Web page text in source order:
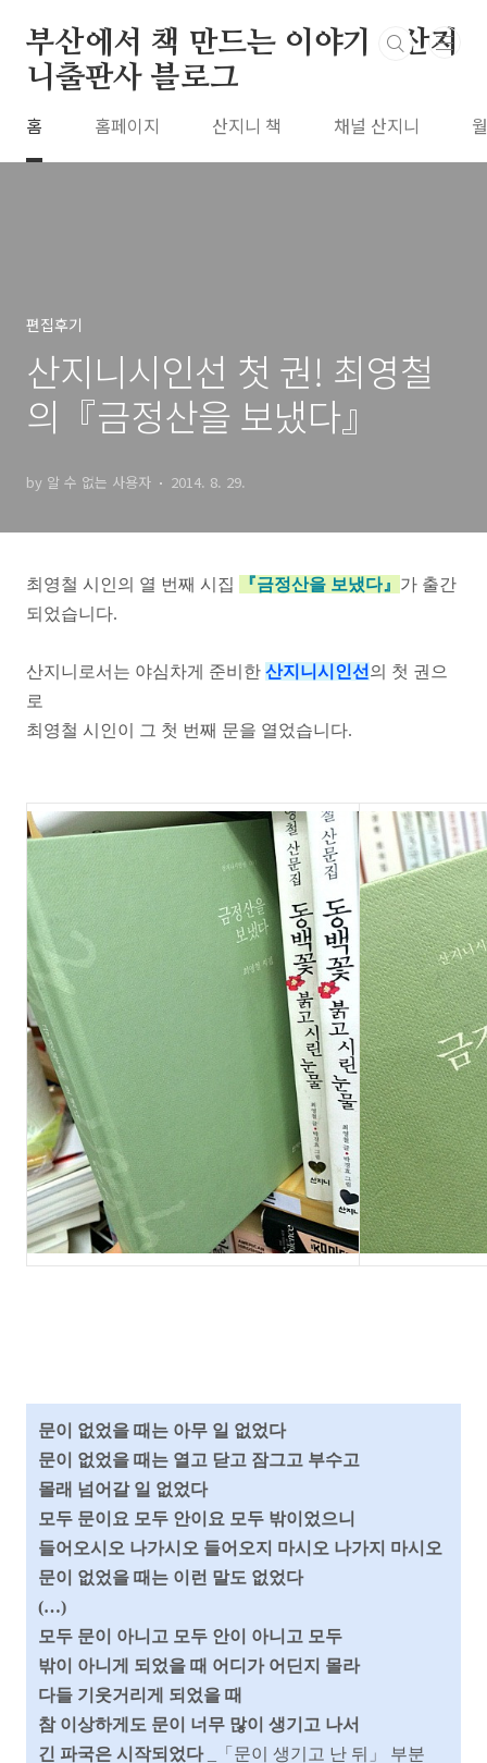
부산에서 책 만드는 이야기 : 산지
니출판사 블로그
홈 홈페이지 산지니 책 채널 산지니
편집후기
산지니시인선 첫 권! 최영철
의『금정산을 보냈다』
by 알 수 없는 사용자 2014. 8. 29.
최영철 시인의 열 번째 시집 『금정산을 보냈다 』 가 출간
되었습니다.
산지니로서는 야심차게 준비한 산지니시인선 의 첫 권으
로
최영철 시인이 그 첫 번째 문을 열었습니다.
문이 없었을 때는 아무 일 없었다
문이 없었을 때는 열고 닫고 잠그고 부수고
몰래 넘어갈 일 없었다
모두 문이요 모두 안이요 모두 밖이었으니
들어오시오 나가시오 들어오지 마시오 나가지 마시오
문이 없었을 때는 이런 말도 없었다
(…)
모두 문이 아니고 모두 안이 아니고 모두
밖이 아니게 되었을 때 어디가 어딘지 몰라
다들 기웃거리게 되었을 때
참 이상하게도 문이 너무 많이 생기고 나서
긴 파국은 시작되었다
_「문이 생기고 난 뒤」 부분